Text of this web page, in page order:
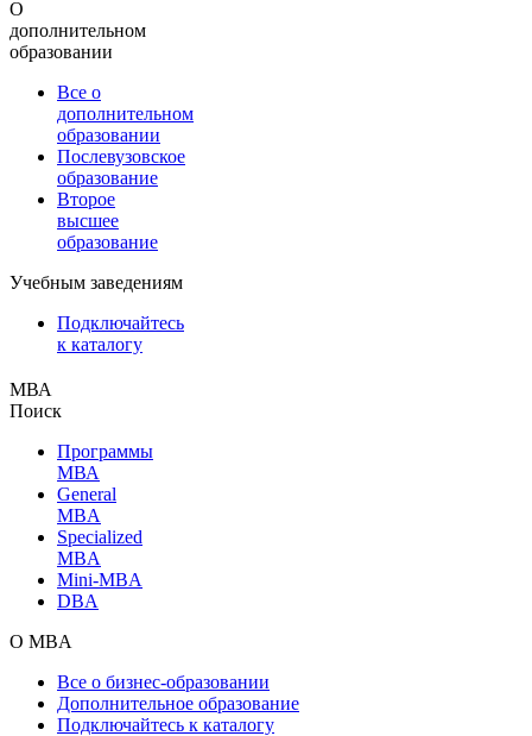
О
дополнительном
образовании
Все о
дополнительном
образовании
Послевузовское
образование
Второе
высшее
образование
Учебным заведениям
Подключайтесь
к каталогу
МВА
Поиск
Программы
МВА
General
MBA
Specialized
MBA
Mini-MBA
DBA
О MBA
Все о бизнес-образовании
Дополнительное образование
Подключайтесь к каталогу